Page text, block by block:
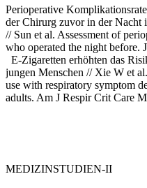
Perioperative
der Chirurg zuvor in der Nacht
// Sun et al. Assessment of
who operated the night
E-Zigaretten erhöhten das
jungen Menschen // Xie W et
use with respiratory symptom
adults. Am J Respir Crit Care
MEDIZINSTUDIEN-II